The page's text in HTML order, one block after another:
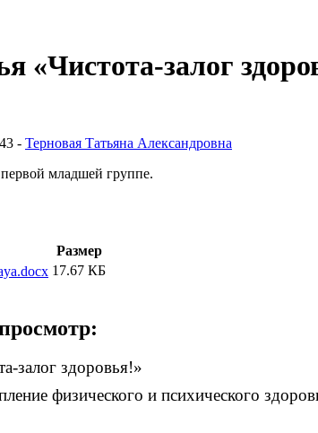
«Чистота-залог
- Терновая Татьяна Александровна
младшей группе.
Размер
17.67 КБ
залог здоровья!»
физического и психического